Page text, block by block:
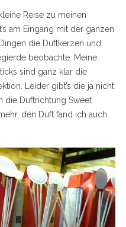
Reise zu meinen
am Eingang mit der ganzen
die Duftkerzen und
beobachte. Meine
sind ganz klar die
Leider gibt’s die ja nicht
die Duftrichtung Sweet
den Duft fand ich auch